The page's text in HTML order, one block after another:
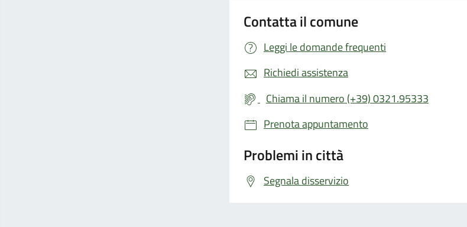
Contatta il comune
Leggi le domande frequenti
Richiedi assistenza
Chiama il numero (+39) 0321.95333
Prenota appuntamento
Problemi in città
Segnala disservizio